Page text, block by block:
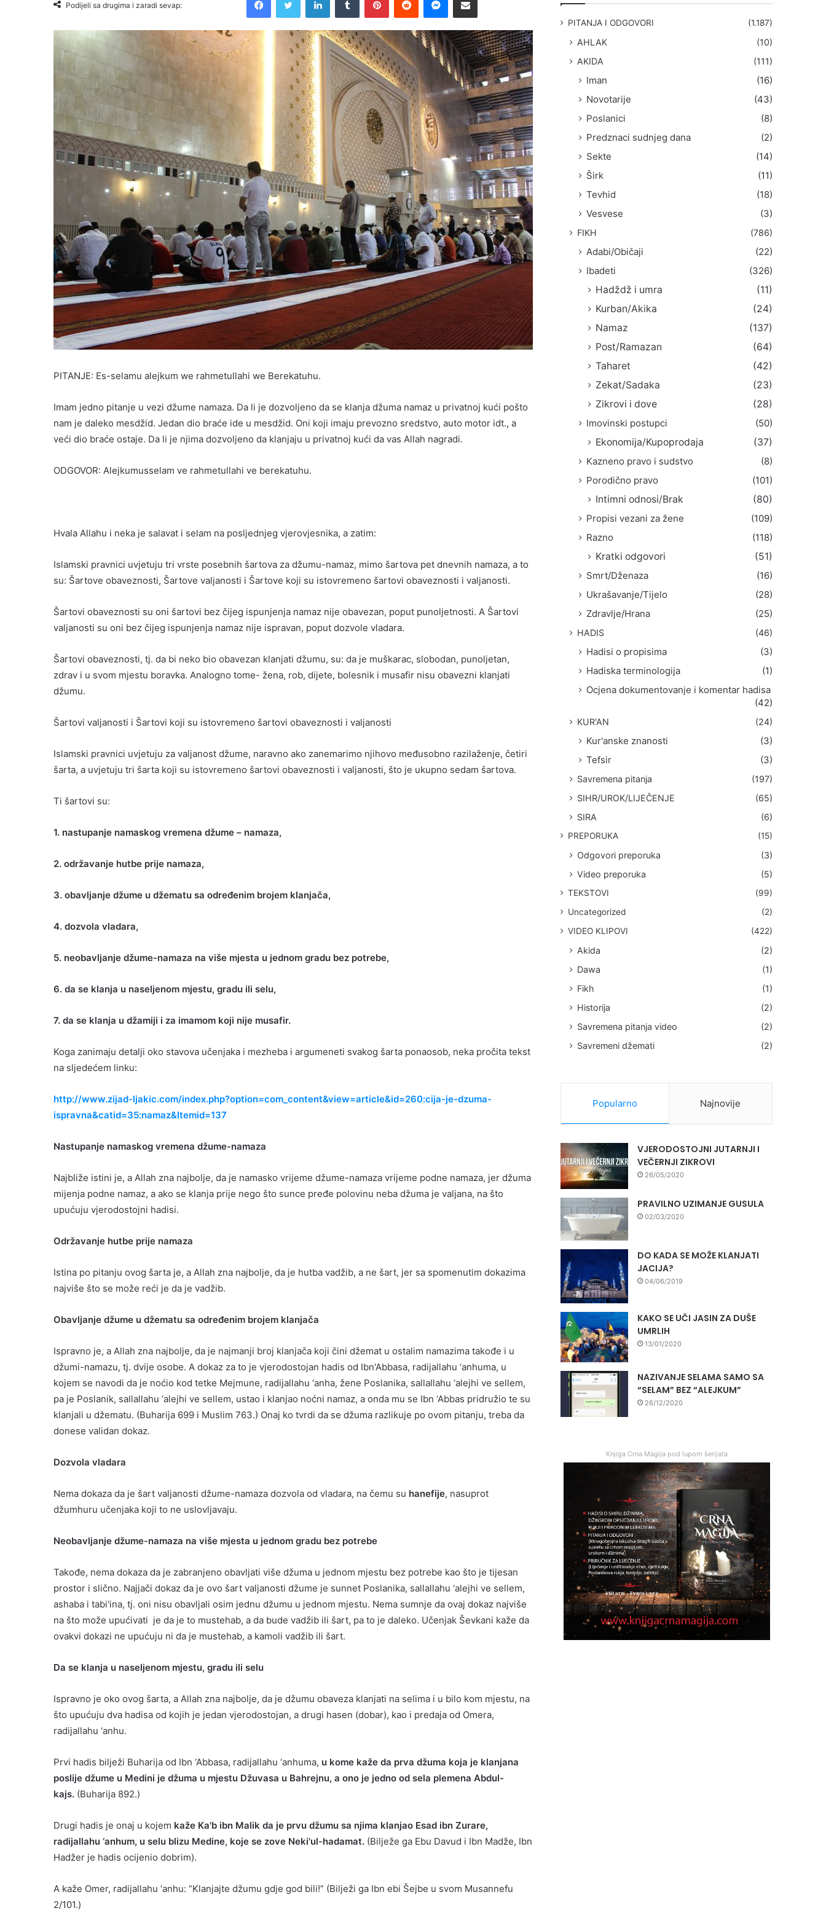
Podijeli sa drugima i zaradi sevap:
PITANJE: Es-selamu alejkum we rahmetullahi we Berekatuhu.
Imam jedno pitanje u vezi džume namaza. Da li je dozvoljeno da se klanja džuma namaz u privatnoj kući pošto
nam je daleko mesdžid. Jedan dio braće ide u mesdžid. Oni koji imaju prevozno sredstvo, auto motor idt., a
veći dio braće ostaje. Da li je njima dozvoljeno da klanjaju u privatnoj kući da vas Allah nagradi.
ODGOVOR: Alejkumusselam ve rahmetullahi ve berekatuhu.
Hvala Allahu i neka je salavat i selam na posljednjeg vjerovjesnika, a zatim:
Islamski pravnici uvjetuju tri vrste posebnih šartova za džumu-namaz, mimo šartova pet dnevnih namaza, a to
su: Šartove obaveznosti, Šartove valjanosti i Šartove koji su istovremeno šartovi obaveznosti i valjanosti.
Šartovi obaveznosti su oni šartovi bez čijeg ispunjenja namaz nije obavezan, poput punoljetnosti. A Šartovi
valjanosti su oni bez čijeg ispunjenja namaz nije ispravan, poput dozvole vladara.
Šartovi obaveznosti, tj. da bi neko bio obavezan klanjati džumu, su: da je muškarac, slobodan, punoljetan,
zdrav i u svom mjestu boravka. Analogno tome- žena, rob, dijete, bolesnik i musafir nisu obavezni klanjati
džumu.
Šartovi valjanosti i Šartovi koji su istovremeno šartovi obaveznosti i valjanosti
Islamski pravnici uvjetuju za valjanost džume, naravno ako zanemarimo njihovo međusobno razilaženje, četiri
šarta, a uvjetuju tri šarta koji su istovremeno šartovi obaveznosti i valjanosti, što je ukupno sedam šartova.
Ti šartovi su:
1. nastupanje namaskog vremena džume – namaza,
2. održavanje hutbe prije namaza,
3. obavljanje džume u džematu sa određenim brojem klanjača,
4. dozvola vladara,
5. neobavljanje džume-namaza na više mjesta u jednom gradu bez potrebe,
6. da se klanja u naseljenom mjestu, gradu ili selu,
7. da se klanja u džamiji i za imamom koji nije musafir.
Koga zanimaju detalji oko stavova učenjaka i mezheba i argumeneti svakog šarta ponaosob, neka pročita tekst
na sljedećem linku:
http://www.zijad-ljakic.com/index.php?option=com_content&view=article&id=260:cija-je-dzuma-
ispravna&catid=35:namaz&Itemid=137
Nastupanje namaskog vremena džume-namaza
Najbliže istini je, a Allah zna najbolje, da je namasko vrijeme džume-namaza vrijeme podne namaza, jer džuma
mijenja podne namaz, a ako se klanja prije nego što sunce pređe polovinu neba džuma je valjana, na što
upućuju vjerodostojni hadisi.
Održavanje hutbe prije namaza
Istina po pitanju ovog šarta je, a Allah zna najbolje, da je hutba vadžib, a ne šart, jer sa spomenutim dokazima
najviše što se može reći je da je vadžib.
Obavljanje džume u džematu sa određenim brojem klanjača
Ispravno je, a Allah zna najbolje, da je najmanji broj klanjača koji čini džemat u ostalim namazima takođe i u
džumi-namazu, tj. dvije osobe. A dokaz za to je vjerodostojan hadis od Ibn'Abbasa, radijallahu ‘anhuma, u
kojem se navodi da je noćio kod tetke Mejmune, radijallahu ‘anha, žene Poslanika, sallallahu ‘alejhi ve sellem,
pa je Poslanik, sallallahu ‘alejhi ve sellem, ustao i klanjao noćni namaz, a onda mu se Ibn ‘Abbas pridružio te su
klanjali u džematu. (Buharija 699 i Muslim 763.) Onaj ko tvrdi da se džuma razlikuje po ovom pitanju, treba da
donese validan dokaz.
Dozvola vladara
Nema dokaza da je šart valjanosti džume-namaza dozvola od vladara, na čemu su hanefije, nasuprot
džumhuru učenjaka koji to ne uslovljavaju.
Neobavljanje džume-namaza na više mjesta u jednom gradu bez potrebe
Takođe, nema dokaza da je zabranjeno obavljati više džuma u jednom mjestu bez potrebe kao što je tijesan
prostor i slično. Najjači dokaz da je ovo šart valjanosti džume je sunnet Poslanika, sallallahu ‘alejhi ve sellem,
ashaba i tabi'ina, tj. oni nisu obavljali osim jednu džumu u jednom mjestu. Nema sumnje da ovaj dokaz najviše
na što može upućivati je da je to mustehab, a da bude vadžib ili šart, pa to je daleko. Učenjak Ševkani kaže da
ovakvi dokazi ne upućuju ni da je mustehab, a kamoli vadžib ili šart.
Da se klanja u naseljenom mjestu, gradu ili selu
Ispravno je oko ovog šarta, a Allah zna najbolje, da je džumu obaveza klanjati na selima i u bilo kom mjestu, na
što upućuju dva hadisa od kojih je jedan vjerodostojan, a drugi hasen (dobar), kao i predaja od Omera,
radijallahu ‘anhu.
Prvi hadis bilježi Buharija od Ibn ‘Abbasa, radijallahu ‘anhuma, u kome kaže da prva džuma koja je klanjana
poslije džume u Medini je džuma u mjestu Džuvasa u Bahrejnu, a ono je jedno od sela plemena Abdul-
kajs. (Buharija 892.)
Drugi hadis je onaj u kojem kaže Ka'b ibn Malik da je prvu džumu sa njima klanjao Esad ibn Zurare,
radijallahu ‘anhum, u selu blizu Medine, koje se zove Neki'ul-hadamat. (Bilježe ga Ebu Davud i Ibn Madže, Ibn
Hadžer je hadis ocijenio dobrim).
A kaže Omer, radijallahu ‘anhu: “Klanjajte džumu gdje god bili!” (Bilježi ga Ibn ebi Šejbe u svom Musannefu
2/101.)
PITANJA I ODGOVORI (1.187)
AHLAK
(10)
AKIDA
(111)
Iman
(16)
Novotarije
(43)
Poslanici
(8)
Predznaci sudnjeg dana
(2)
Sekte
(14)
Širk
(11)
Tevhid
(18)
Vesvese
(3)
FIKH (786)
Adabi/Običaji
(22)
Ibadeti
(326)
Hadždž i umra
(11)
Kurban/Akika
(24)
Namaz
(137)
Post/Ramazan
(64)
Taharet
(42)
Zekat/Sadaka
(23)
Zikrovi i dove
(28)
Imovinski postupci
(50)
Ekonomija/Kupoprodaja
(37)
Kazneno pravo i sudstvo
(8)
Porodično pravo
(101)
Intimni odnosi/Brak
(80)
Propisi vezani za žene
(109)
Razno
(118)
Kratki odgovori
(51)
Smrt/Dženaza
(16)
Ukrašavanje/Tijelo
(28)
Zdravlje/Hrana
(25)
HADIS (46)
Hadisi o propisima
(3)
Hadiska terminologija
(1)
Ocjena dokumentovanje i komentar hadisa
(42)
KUR'AN (24)
Kur'anske znanosti
(3)
Tefsir
(3)
Savremena pitanja
(197)
SIHR/UROK/LIJEČENJE
(65)
SIRA
(6)
PREPORUKA (15)
Odgovori preporuka
(3)
Video preporuka
(5)
TEKSTOVI
(99)
Uncategorized
(2)
VIDEO KLIPOVI
(422)
Akida
(2)
Dawa
(1)
Fikh
(1)
Historija
(2)
Savremena pitanja video
(2)
Savremeni džemati
(2)
Popularno Najnovije
VJERODOSTOJNI JUTARNJI I
VEČERNJI ZIKROVI
26/05/2020
PRAVILNO UZIMANJE GUSULA
02/03/2020
DO KADA SE MOŽE KLANJATI
JACIJA?
04/06/2019
KAKO SE UČI JASIN ZA DUŠE
UMRLIH
13/01/2020
NAZIVANJE SELAMA SAMO SA
“SELAM” BEZ “ALEJKUM”
26/12/2020
Knjiga Crna Magija pod lupom šerijata